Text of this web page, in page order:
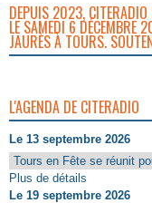
DEPUIS 2023, CITERADIO
LE SAMEDI 6 DÉCEMBRE
JAURÈS À TOURS.
L'AGENDA DE CITERADIO
Le 13 septembre 2026
Tours en Fête se réunit
Plus de détails
Le 19 septembre 2026